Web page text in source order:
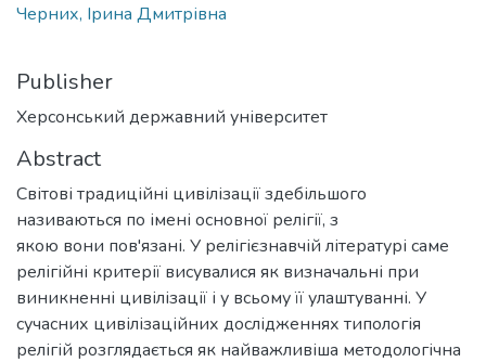
Черних, Ірина Дмитрівна
Publisher
Херсонський державний університет
Abstract
Світові традиційні цивілізації здебільшого
називаються по імені основної релігії, з
якою вони пов'язані. У релігієзнавчій літературі саме
релігійні критерії висувалися як визначальні при
виникненні цивілізації і у всьому її улаштуванні. У
сучасних цивілізаційних дослідженнях типологія
релігій розглядається як найважливіша методологічна